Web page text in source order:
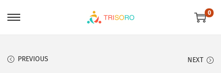
0
PREVIOUS NEXT